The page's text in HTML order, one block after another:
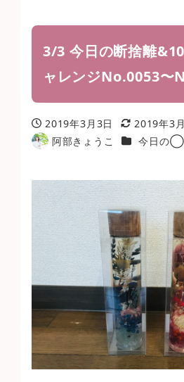
3/3 今日の断捨離
ャレンジNo.0053〜
投稿日
2019年3月3日
更新日
2019年3
著
阿部きょうこ カテゴリー
今日